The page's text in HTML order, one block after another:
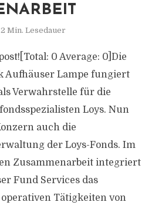
2 Min. Lesedauer
0 Average: 0]Die
Aufhäuser Lampe fungiert
Verwahrstelle für die
Loys. Nun
auch die
der Loys-Fonds. Im
Zusammenarbeit integriert
Fund Services das
Tätigkeiten von